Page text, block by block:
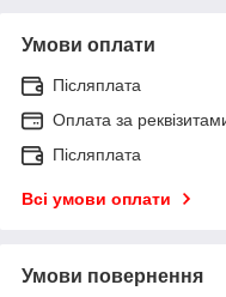
Умови оплати
Післяплата
Оплата за
Післяплата
Всі умови оплати
Умови повернення